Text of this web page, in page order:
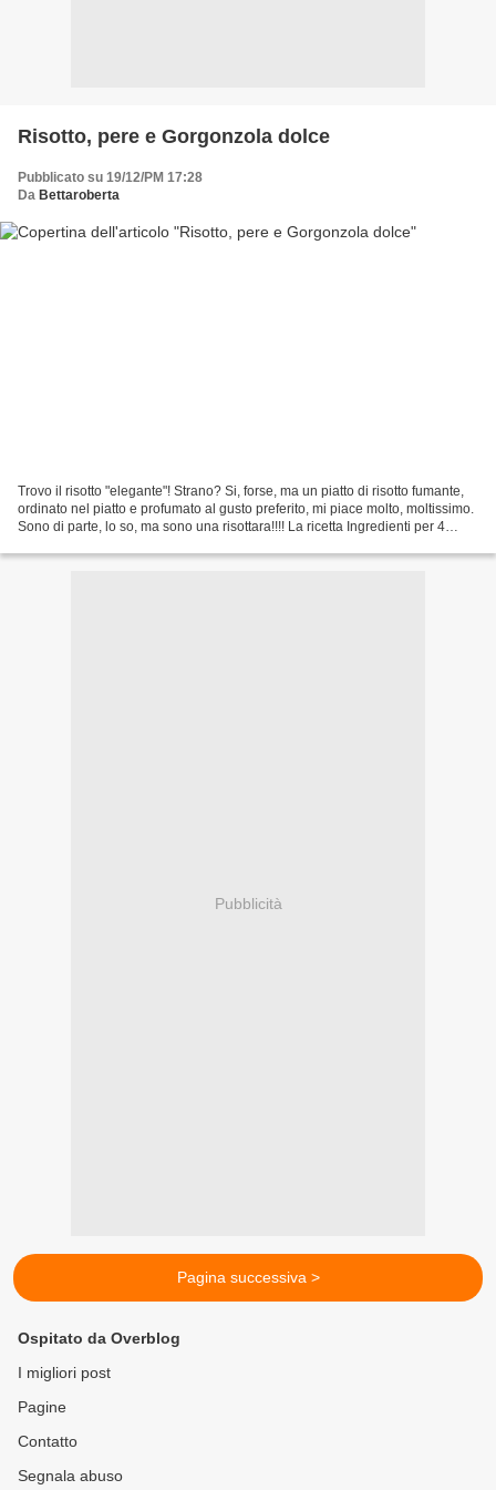
Risotto, pere e Gorgonzola dolce
Pubblicato su 19/12/PM 17:28
Da Bettaroberta
Trovo il risotto "elegante"! Strano? Si, forse, ma un piatto di risotto fumante,
ordinato nel piatto e profumato al gusto preferito, mi piace molto, moltissimo.
Sono di parte, lo so, ma sono una risottara!!!! La ricetta Ingredienti per 4
Pubblicità
Pagina successiva >
Ospitato da Overblog
I migliori post
Pagine
Contatto
Segnala abuso